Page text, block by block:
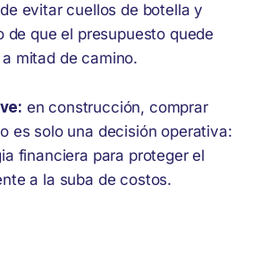
evitar cuellos de botella y
de que el presupuesto quede
mitad de camino.
en construcción, comprar
es solo una decisión operativa:
financiera para proteger el
a la suba de costos.